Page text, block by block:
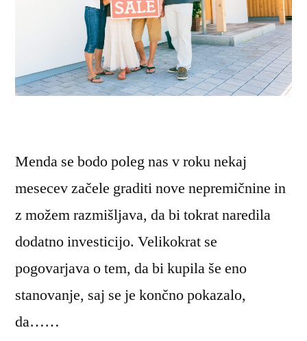
Menda se bodo poleg nas v roku nekaj
mesecev začele graditi nove nepremičnine in
z možem razmišljava, da bi tokrat naredila
dodatno investicijo. Velikokrat se
pogovarjava o tem, da bi kupila še eno
stanovanje, saj se je končno pokazalo,
da……